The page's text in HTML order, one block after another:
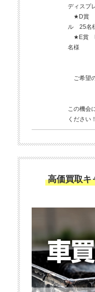
ディス
★D賞
ル 25名
★E賞
名様
ご希望
この機会
ください
高価買取キ